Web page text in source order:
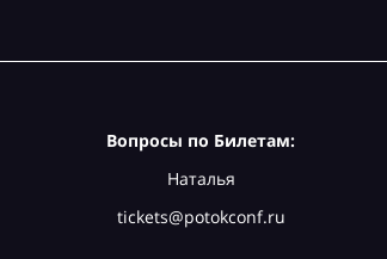
Вопросы по Билетам:
Наталья
tickets@potokconf.ru